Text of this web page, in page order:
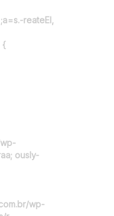
reateEl,
{
ously-
wp-